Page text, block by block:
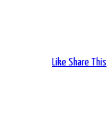
Like Share This